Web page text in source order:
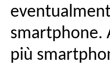
smartphone.
più